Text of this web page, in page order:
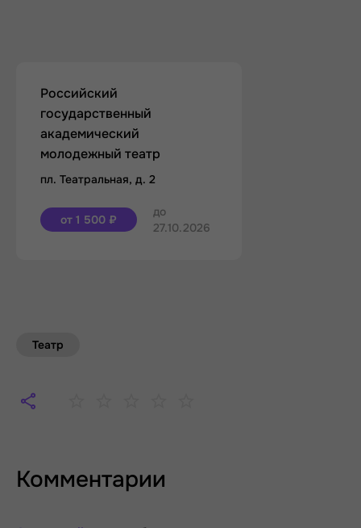
Российский
государственный
академический
молодежный театр
пл. Театральная, д. 2
от 1 500 ₽
до
27.10.2026
Театр
Комментарии